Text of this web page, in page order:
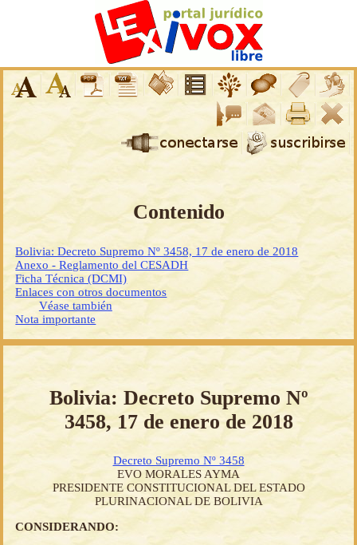
Contenido
Bolivia: Decreto Supremo Nº 3458, 17 de enero de 2018
Anexo - Reglamento del CESADH
Ficha Técnica (DCMI)
Enlaces con otros documentos
Véase también
Nota importante
Bolivia: Decreto Supremo Nº
3458, 17 de enero de 2018
Decreto Supremo Nº 3458
EVO MORALES AYMA
PRESIDENTE CONSTITUCIONAL DEL ESTADO
PLURINACIONAL DE BOLIVIA
CONSIDERANDO: